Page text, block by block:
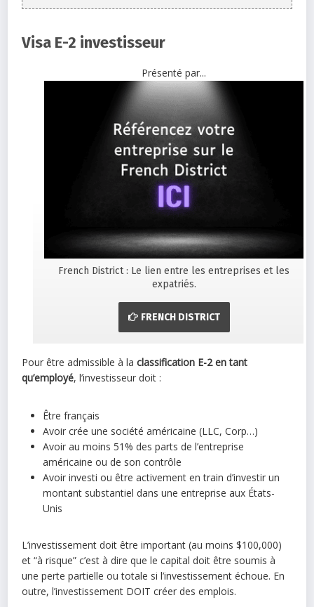
Visa E-2 investisseur
Présenté par...
French District : Le lien entre les entreprises et les
expatriés.
FRENCH DISTRICT
Pour être admissible à laclassification E-2 en tant
qu’employé, l’investisseur doit :
Être français
Avoir crée une société américaine (LLC, Corp…)
Avoir au moins 51% des parts de l’entreprise
américaine ou de son contrôle
Avoir investi ou être activement en train d’investir un
montant substantiel dans une entreprise aux États-
Unis
L’investissement doit être important (au moins $100,000)
et “à risque” c’est à dire que le capital doit être soumis à
une perte partielle ou totale si l’investissement échoue. En
outre, l’investissement DOIT créer des emplois.